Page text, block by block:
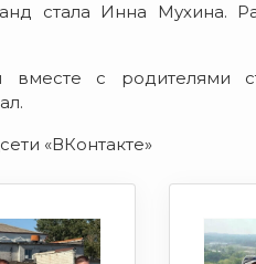
стала Инна Мухина.
с родителями
«ВКонтакте»